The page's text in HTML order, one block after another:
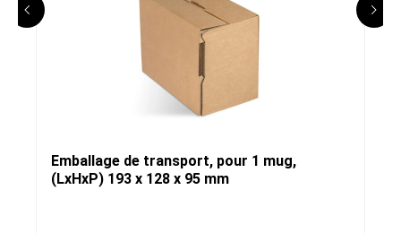
Emballage de transport, pour 1 mug,
(LxHxP) 193 x 128 x 95 mm